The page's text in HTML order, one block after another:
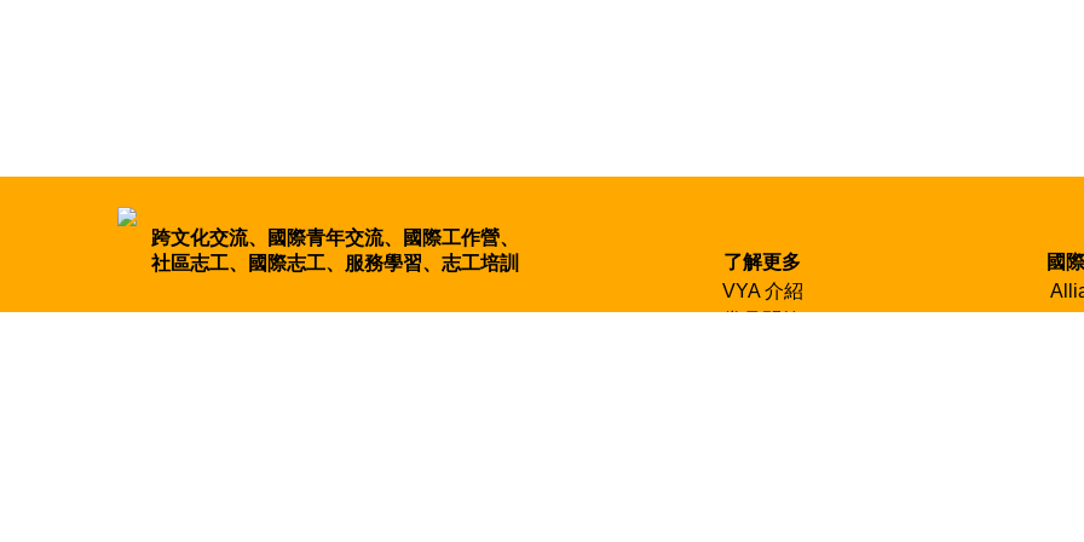
跨文化交流、國際青年交流、國際工作營、
社區志工、國際志工、服務學習、志工培訓
了解更多
VYA 介紹
國